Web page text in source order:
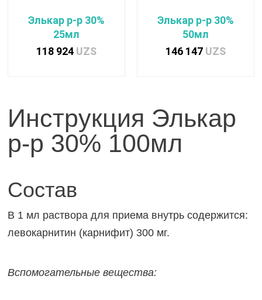
Элькар р-р 30%
25мл
118 924 UZS
Элькар р-р 30%
50мл
146 147 UZS
Инструкция Элькар
р-р 30% 100мл
Состав
В 1 мл раствора для приема внутрь содержится:
левокарнитин (карнифит) 300 мг.
Вспомогательные вещества: